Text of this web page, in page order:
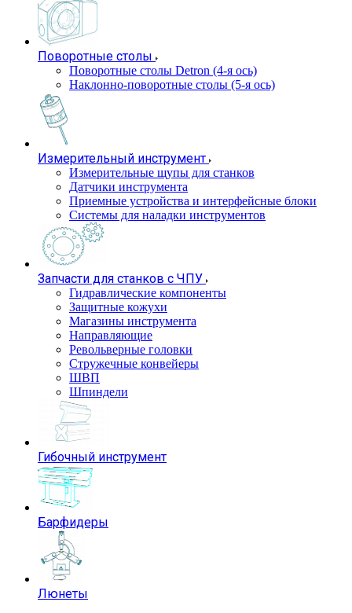
Поворотные столы
Поворотные столы Detron (4-я ось)
Наклонно-поворотные столы (5-я ось)
Измерительный инструмент
Измерительные щупы для станков
Датчики инструмента
Приемные устройства и интерфейсные блоки
Системы для наладки инструментов
Запчасти для станков с ЧПУ
Гидравлические компоненты
Защитные кожухи
Магазины инструмента
Направляющие
Револьверные головки
Стружечные конвейеры
ШВП
Шпиндели
Гибочный инструмент
Барфидеры
Люнеты